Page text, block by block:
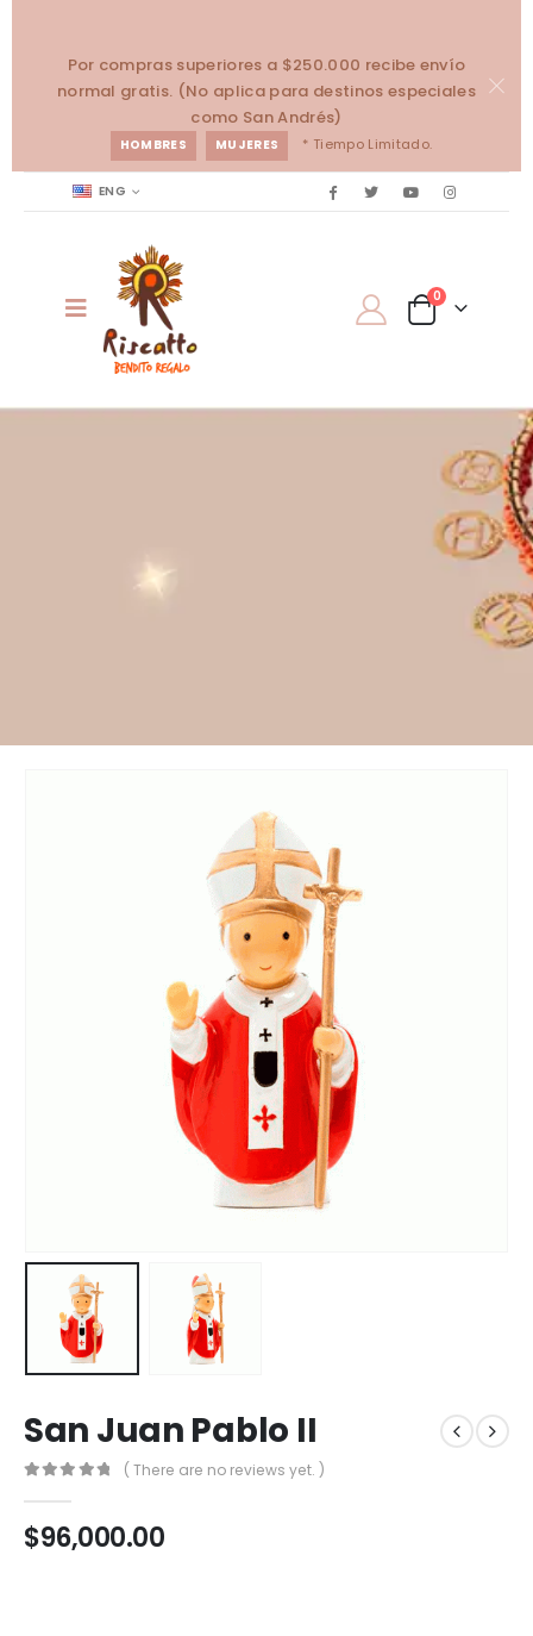
Por compras superiores a $250.000 recibe envío
normal gratis. (No aplica para destinos especiales
como San Andrés)
HOMBRES MUJERES * Tiempo Limitado.
ENG
0
San Juan Pablo II
( There are no reviews yet. )
$96,000.00